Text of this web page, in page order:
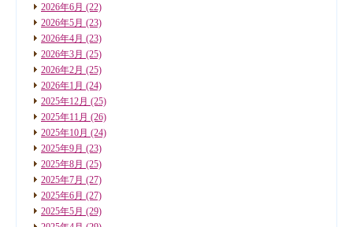
2026年6月 (22)
2026年5月 (23)
2026年4月 (23)
2026年3月 (25)
2026年2月 (25)
2026年1月 (24)
2025年12月 (25)
2025年11月 (26)
2025年10月 (24)
2025年9月 (23)
2025年8月 (25)
2025年7月 (27)
2025年6月 (27)
2025年5月 (29)